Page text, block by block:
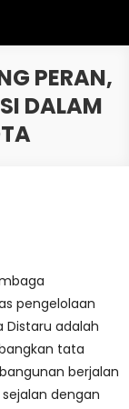
PERAN,
DALAM
pengelolaan
Distaru adalah
tata
berjalan
dengan